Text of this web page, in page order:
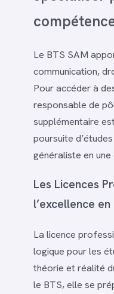
Le BTS SAM
communication,
Pour accéder à
responsable de
supplémentaire
poursuite
généraliste en
Les Licences
l’excellence en
La licence
logique pour les
théorie et réalité
le BTS, elle se